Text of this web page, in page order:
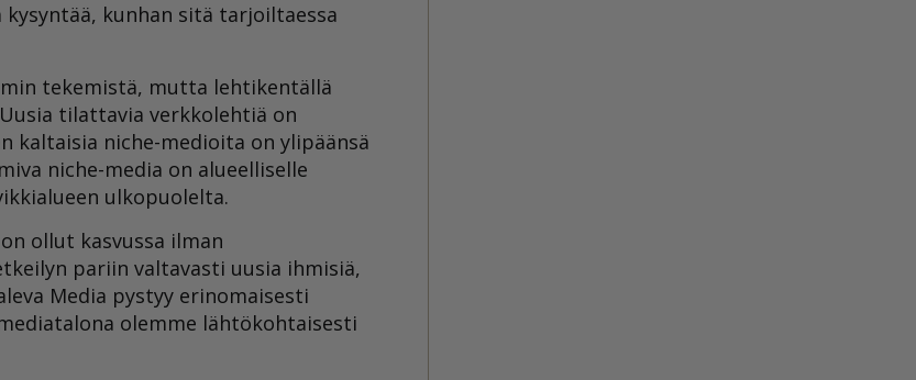
kunhan sitä tarjoiltaessa
tekemistä, mutta lehtikentällä
tilattavia verkkolehtiä on
kaltaisia niche-medioita on ylipäänsä
niche-media on alueelliselle
ulkopuolelta.
ollut kasvussa ilman
pariin valtavasti uusia ihmisiä,
Media pystyy erinomaisesti
olemme lähtökohtaisesti